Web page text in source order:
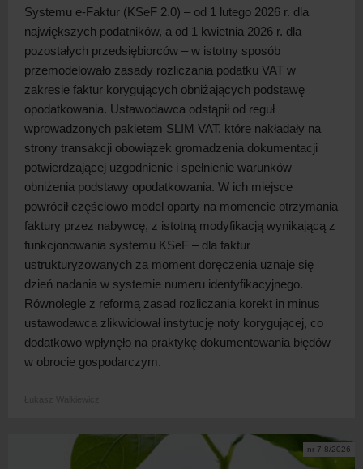
Systemu e-Faktur (KSeF 2.0) – od 1 lutego 2026 r. dla
największych podatników, a od 1 kwietnia 2026 r. dla
pozostałych przedsiębiorców – w istotny sposób
przemodelowało zasady rozliczania podatku VAT w
zakresie faktur korygujących obniżających podstawę
opodatkowania. Ustawodawca odstąpił od reguł
wprowadzonych pakietem SLIM VAT, które nakładały na
strony transakcji obowiązek gromadzenia dokumentacji
potwierdzającej uzgodnienie i spełnienie warunków
obniżenia podstawy opodatkowania. W ich miejsce
powrócił częściowo model oparty na momencie otrzymania
faktury przez nabywcę, z istotną modyfikacją wynikającą z
funkcjonowania systemu KSeF – dla faktur
ustrukturyzowanych za moment doręczenia uznaje się
dzień nadania w systemie numeru identyfikacyjnego.
Równolegle z reformą zasad rozliczania korekt in minus
ustawodawca zlikwidował instytucję noty korygującej, co
dodatkowo wpłynęło na praktykę dokumentowania błędów
w obrocie gospodarczym.
nr 7-8/2026